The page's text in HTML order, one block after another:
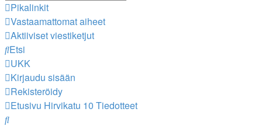
Pikalinkit
Vastaamattomat aiheet
Aktiiviset viestiketjut
Etsi
UKK
Kirjaudu sisään
Rekisteröidy
Etusivu Hirvikatu 10 Tiedotteet
Etsi